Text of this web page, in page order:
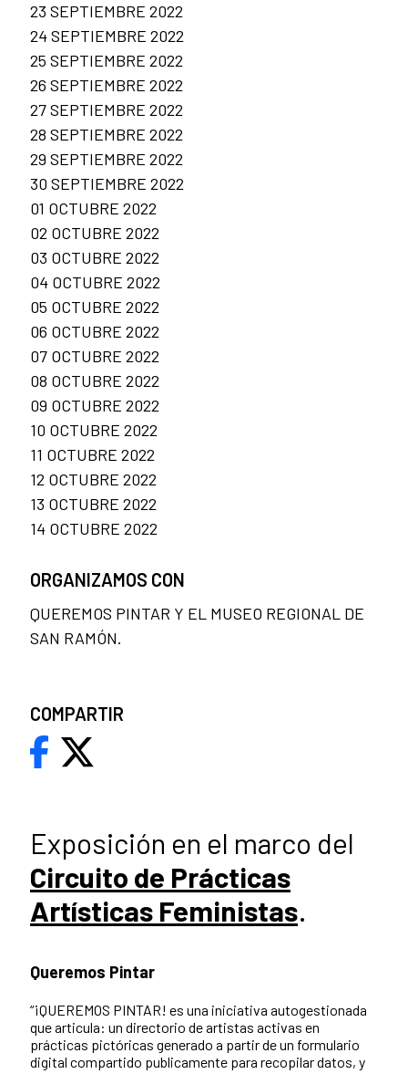
Exposición en el marco del
Circuito de Prácticas
Artísticas Feministas.
Queremos Pintar
“¡QUEREMOS PINTAR! es una iniciativa autogestionada
que articula: un directorio de artistas activas en
prácticas pictóricas generado a partir de un formulario
digital compartido publicamente para recopilar datos, y
23 SEPTIEMBRE 2022
24 SEPTIEMBRE 2022
25 SEPTIEMBRE 2022
26 SEPTIEMBRE 2022
27 SEPTIEMBRE 2022
28 SEPTIEMBRE 2022
29 SEPTIEMBRE 2022
30 SEPTIEMBRE 2022
01 OCTUBRE 2022
02 OCTUBRE 2022
03 OCTUBRE 2022
04 OCTUBRE 2022
05 OCTUBRE 2022
06 OCTUBRE 2022
07 OCTUBRE 2022
08 OCTUBRE 2022
09 OCTUBRE 2022
10 OCTUBRE 2022
11 OCTUBRE 2022
12 OCTUBRE 2022
13 OCTUBRE 2022
14 OCTUBRE 2022
ORGANIZAMOS CON
QUEREMOS PINTAR Y EL MUSEO REGIONAL DE
SAN RAMÓN.
COMPARTIR